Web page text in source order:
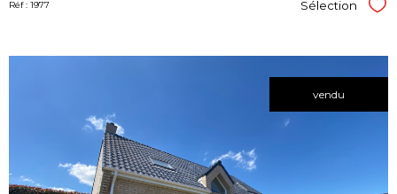
Réf : 1977 Sélection
vendu
voir le